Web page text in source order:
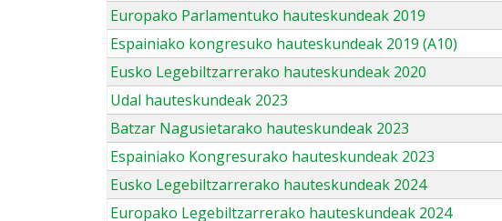
Europako Parlamentuko hauteskundeak 2019
Espainiako kongresuko hauteskundeak 2019 (A10)
Eusko Legebiltzarrerako hauteskundeak 2020
Udal hauteskundeak 2023
Batzar Nagusietarako hauteskundeak 2023
Espainiako Kongresurako hauteskundeak 2023
Eusko Legebiltzarrerako hauteskundeak 2024
Europako Legebiltzarrerako hauteskundeak 2024